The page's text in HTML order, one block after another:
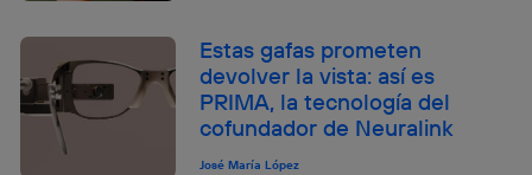
Estas gafas prometen
devolver la vista: así es
PRIMA, la tecnología del
cofundador de Neuralink
José María López